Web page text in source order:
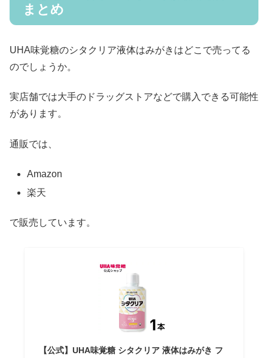
まとめ
UHA味覚糖のシタクリア液体はみがきはどこで売ってる
のでしょうか。
実店舗では大手のドラッグストアなどで購入できる可能性
があります。
通販では、
Amazon
楽天
で販売しています。
【公式】UHA味覚糖 シタクリア 液体はみがき フ